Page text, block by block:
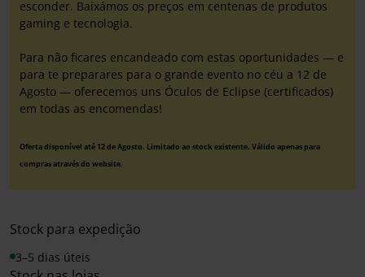
esconder. Baixámos os preços em centenas de produtos
gaming e tecnologia.
Para não ficares encandeado com estas oportunidades — e
para te preparares para o grande evento no céu a 12 de
Agosto — oferecemos uns Óculos de Eclipse (certificados)
em todas as encomendas!
Oferta disponível até 12 de Agosto. Limitado ao stock existente. Válido apenas para
compras através do website.
Stock para expedição
3–5 dias úteis